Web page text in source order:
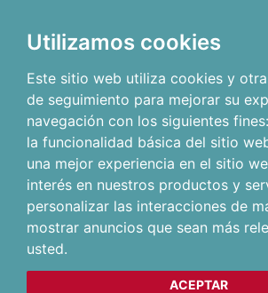
Utilizamos cookies
Este sitio web utiliza cookies y
de seguimiento para mejorar su
navegación con los siguientes fines:
la funcionalidad básica del sitio
una mejor experiencia en el sitio
interés en nuestros productos y
personalizar las interacciones de
mostrar anuncios que sean más
usted.
ACEPTAR